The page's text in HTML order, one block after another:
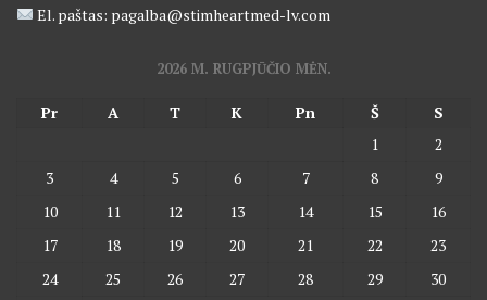
El. paštas: pagalba@stimheartmed-lv.com
2026 M. RUGPJŪČIO MĖN.
Pr A T K Pn Š
S
1
2
3
4 5 6 7 8
9
10
11 12 13 14 15
16
17
18 19 20 21 22
23
24
25 26 27 28 29
30